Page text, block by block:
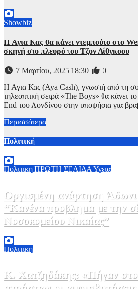
Showbiz
H Αγια Κας θα κάνει ντεμπούτο στο
σκηνή στο πλευρό του Τζον Λίθγκοου
7 Μαρτίου, 2025 18:30
0
Η Αγια Κας (Aya Cash), γνωστή από τη
τηλεοπτική σειρά «The Boys» θα κάνει
End του Λονδίνου στην υποψήφια για
Περισσότερα
Πολιτική
Πολιτικη ΠΡΩΤΗ ΣΕΛΙΔΑΥγεια
Οργισμένη ανάρτηση
“Κανένα προβλημα με την
Νοσοκομείου Νικαίας”
Πολιτικη
Κ. Χατζηδάκης: «Πήγαν